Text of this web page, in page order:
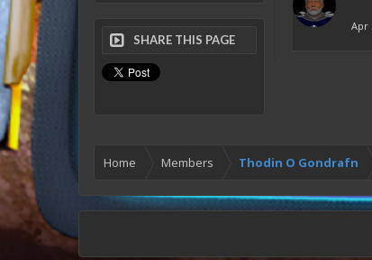
SHARE THIS PAGE
Apr
Home Members Thodin O Gondrafn